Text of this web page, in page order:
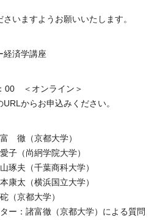
いますようお願いいたします。
経済学講座
00 ＜オンライン＞
からお申込みください。
徹（京都大学）
（尚絅学院大学）
夫（千葉商科大学）
太（横浜国立大学）
（京都大学）
ー：諸富徹（京都大学）による質問